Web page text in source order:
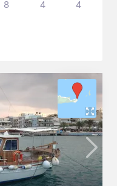
8 4 4